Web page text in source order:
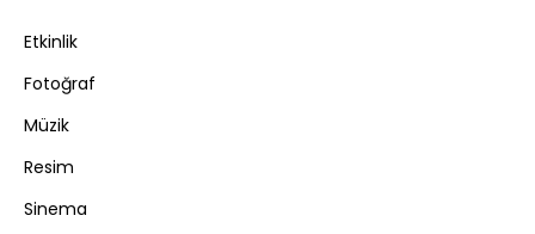
Etkinlik
Fotoğraf
Müzik
Resim
Sinema